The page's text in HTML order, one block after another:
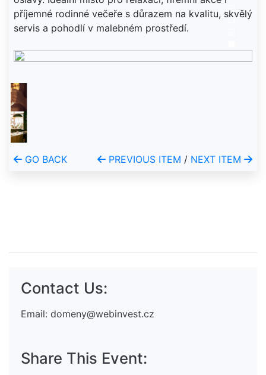
příjemné rodinné večeře s důrazem na kvalitu, skvělý
servis a pohodlí v malebném prostředí.
GO BACK PREVIOUS ITEM / NEXT ITEM
Contact Us:
Email: domeny@webinvest.cz
Share This Event: